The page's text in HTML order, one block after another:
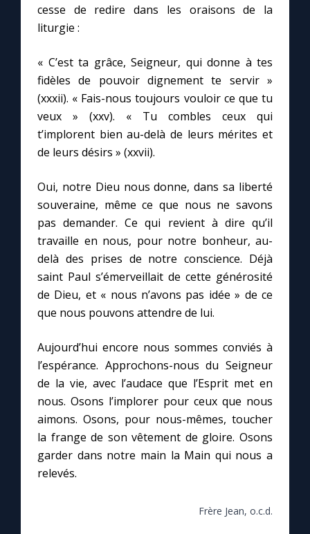
cesse de redire dans les oraisons de la
liturgie :
« C’est ta grâce, Seigneur, qui donne à tes
fidèles de pouvoir dignement te servir »
(xxxii). « Fais-nous toujours vouloir ce que tu
veux » (xxv). « Tu combles ceux qui
t’implorent bien au-delà de leurs mérites et
de leurs désirs » (xxvii).
Oui, notre Dieu nous donne, dans sa liberté
souveraine, même ce que nous ne savons
pas demander. Ce qui revient à dire qu’il
travaille en nous, pour notre bonheur, au-
delà des prises de notre conscience. Déjà
saint Paul s’émerveillait de cette générosité
de Dieu, et « nous n’avons pas idée » de ce
que nous pouvons attendre de lui.
Aujourd’hui encore nous sommes conviés à
l’espérance. Approchons-nous du Seigneur
de la vie, avec l’audace que l’Esprit met en
nous. Osons l’implorer pour ceux que nous
aimons. Osons, pour nous-mêmes, toucher
la frange de son vêtement de gloire. Osons
garder dans notre main la Main qui nous a
relevés.
Frère Jean, o.c.d.